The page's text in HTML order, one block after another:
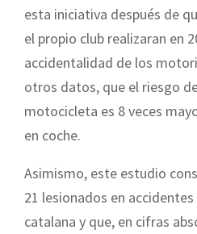
esta iniciativa después de
el propio club realizaran en
accidentalidad de los
otros datos, que el riesgo
motocicleta es 8 veces
en coche.
Asimismo, este estudio
21 lesionados en
catalana y que, en cifras